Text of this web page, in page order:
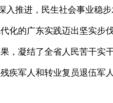
入推进，民生社会事业稳
化的广东实践迈出坚实步伐
，凝结了全省人民苦干实干
疾军人和转业复员退伍军